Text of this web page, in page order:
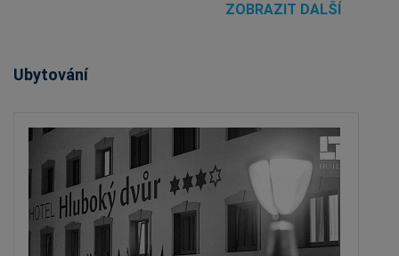
ZOBRAZIT DALŠÍ
Ubytování